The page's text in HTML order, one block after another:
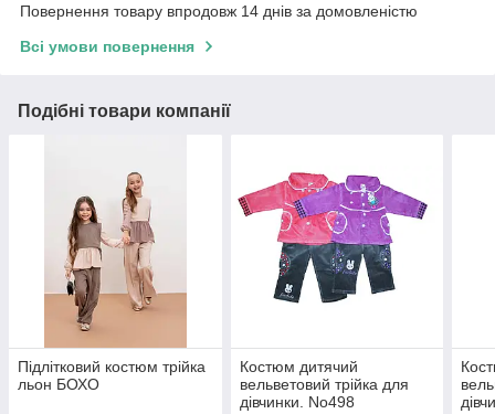
Повернення товару впродовж 14 днів за домовленістю
Всі умови повернення
Подібні товари компанії
Підлітковий костюм трійка
льон БОХО
Костюм дитячий
вельветовий трійка для
дівчинки. No498